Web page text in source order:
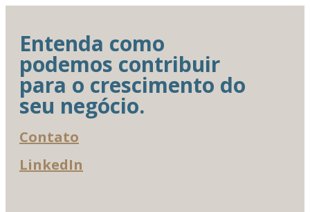
Entenda como
podemos contribuir
para o crescimento do
seu negócio.
Contato
LinkedIn